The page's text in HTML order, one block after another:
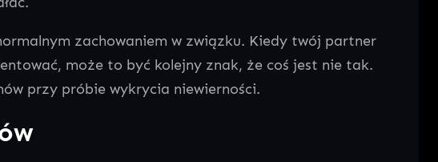
zachowaniem w związku. Kiedy twój partner
może to być kolejny znak, że coś jest nie tak.
przy próbie wykrycia niewierności.